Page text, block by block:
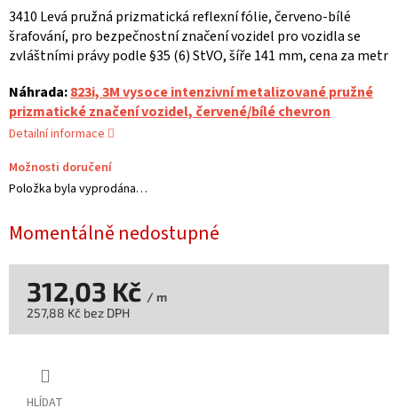
Momentálně nedostupné
Možnosti doručení
Položka byla vyprodána…
3410 Levá pružná prizmatická reflexní fólie, červeno-bílé
šrafování, pro bezpečnostní značení vozidel pro vozidla se
zvláštními právy podle §35 (6) StVO, šíře 141 mm, cena za metr
Náhrada:823i, 3M vysoce intenzivní metalizované pružné
prizmatické značení vozidel, červené/bílé chevron
Detailní informace
HLÍDAT
312,03 Kč / m
257,88 Kč bez DPH